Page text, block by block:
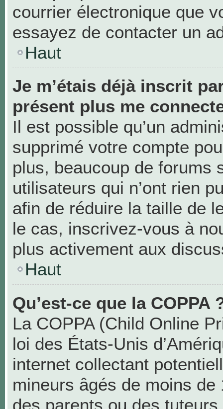
courrier électronique que
essayez de contacter un
Haut
Je m’étais déjà inscrit
présent plus me
Il est possible qu’un
supprimé votre compte
plus, beaucoup de forums
utilisateurs qui n’ont rien
afin de réduire la taille de
le cas, inscrivez-vous à
plus activement aux
Haut
Qu’est-ce que la COPPA
La COPPA (Child Online
loi des États-Unis
internet collectant
mineurs âgés de moins
des parents ou des